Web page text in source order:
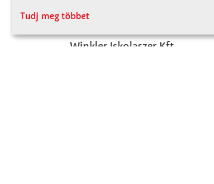
KAPCSOLAT
Winkler Iskolaszer Kft.
Tudj meg többet